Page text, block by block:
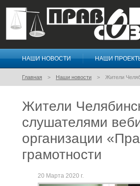
Правосознание
НАШИ НОВОСТИ НАШИ
Главная Наши новости Жители
Жители
слушателями
организации
грамотности
20 Марта 2020 г.